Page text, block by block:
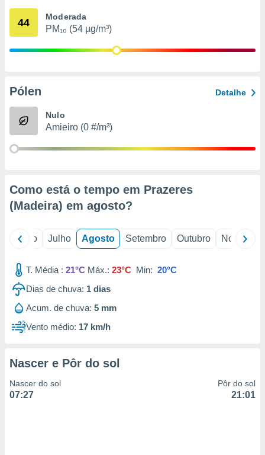
através
estudos
de
1199
44 Moderada
PM₁₀ (54 µg/m³)
Pólen Detalhe
Nulo
Amieiro (0 #/m³)
Como está o tempo em Prazeres
(Madeira) em agosto?
Junho Julho Agosto Setembro Outubro Novembro
T. Média : 21°C Máx.: 23°C Min: 20°C
Dias de chuva: 1 dias
Acum. de chuva: 5 mm
Vento médio: 17 km/h
Nascer e Pôr do sol
Nascer do sol
07:27
Pôr do sol
21:01